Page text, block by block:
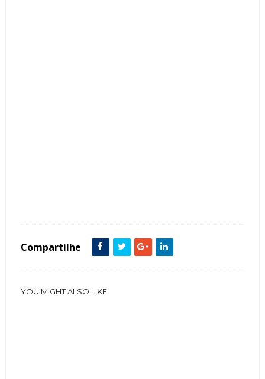
Compartilhe
YOU MIGHT ALSO LIKE